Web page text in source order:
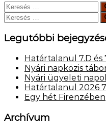
Keresés:
Keresés:
Legutóbbi
Határtalanul 7.D és
Nyári napközis
Nyári ügyeleti
Határtalanul 2026
Egy hét Firenzében
Archívum